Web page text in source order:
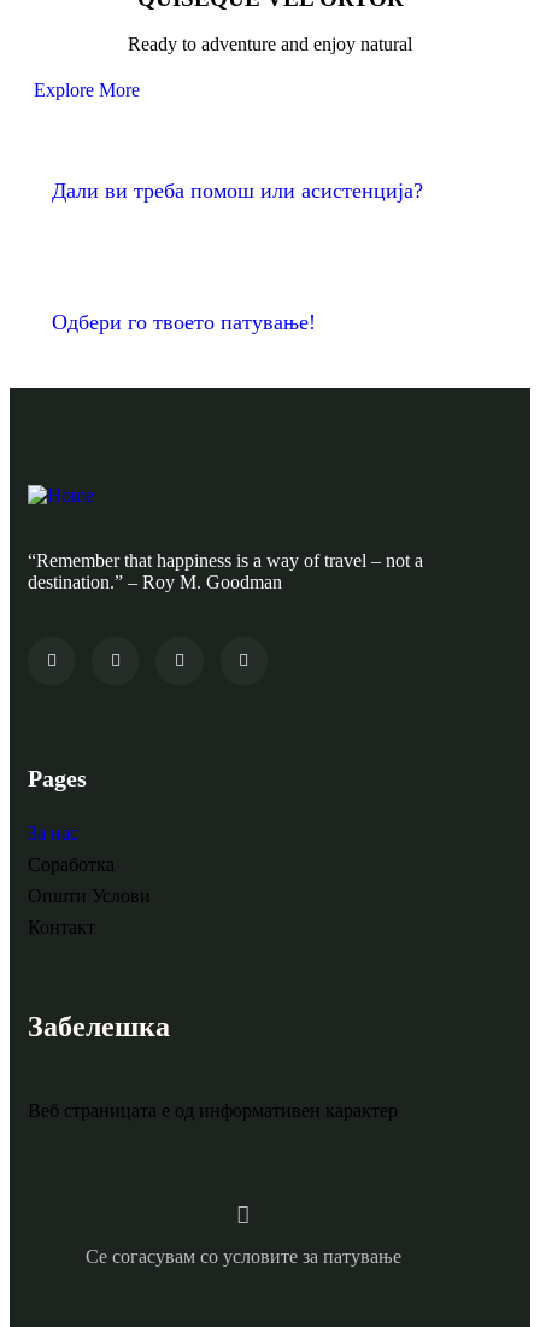
Ready to adventure and enjoy natural
Explore More
Дали ви треба помош или асистенција?
Одбери го твоето патување!
“Remember that happiness is a way of travel – not a
destination.” – Roy M. Goodman
Pages
За нас
Соработка
Општи Услови
Контакт
Забелешка
Веб страницата е од информативен карактер
Се согасувам со условите за патување